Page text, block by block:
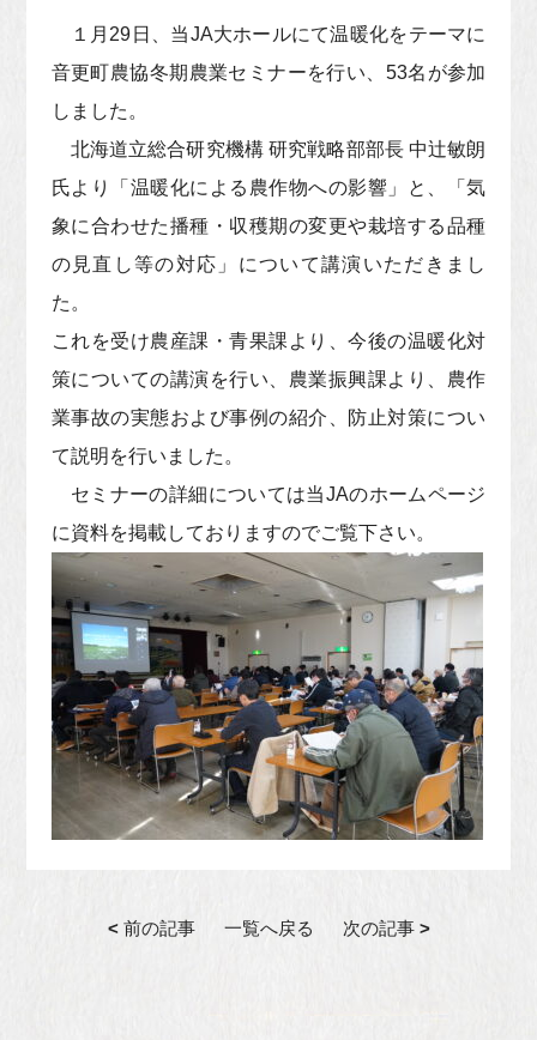
１月29日、当JA大ホールにて温暖化をテーマに
音更町農協冬期農業セミナーを行い、53名が参加
しました。
北海道立総合研究機構 研究戦略部部長 中辻敏朗
氏より「温暖化による農作物への影響」と、「気
象に合わせた播種・収穫期の変更や栽培する品種
の見直し等の対応」について講演いただきまし
た。
これを受け農産課・青果課より、今後の温暖化対
策についての講演を行い、農業振興課より、農作
業事故の実態および事例の紹介、防止対策につい
て説明を行いました。
セミナーの詳細については当JAのホームページ
に資料を掲載しておりますのでご覧下さい。
< 前の記事 一覧へ戻る 次の記事>